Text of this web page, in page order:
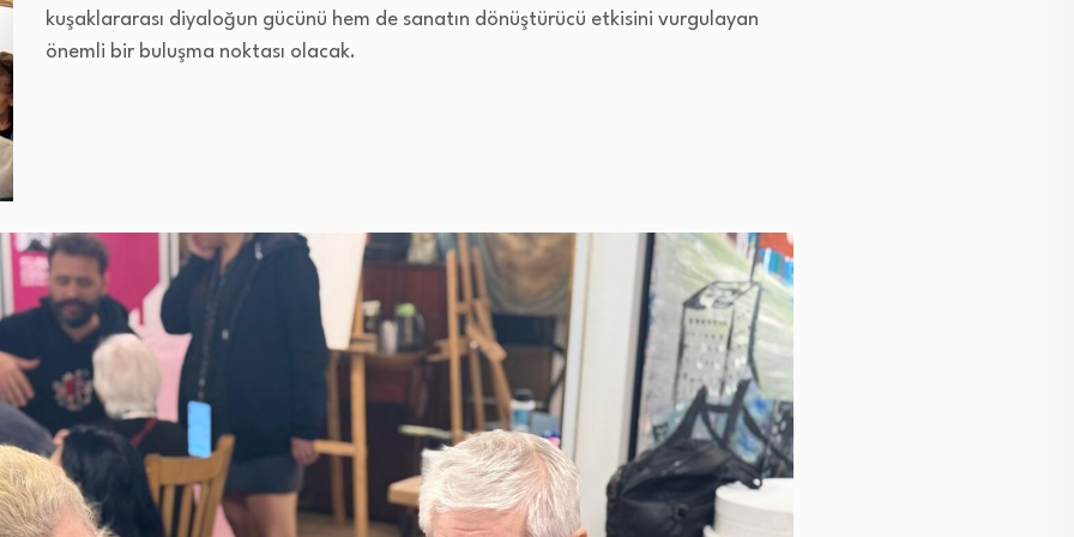
kuşaklararası diyaloğun gücünü hem de sanatın dönüştürücü etkisini vurgulayan
önemli bir buluşma noktası olacak.